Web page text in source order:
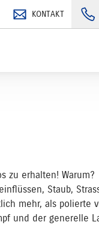
KONTAKT
zu erhalten! Warum?
Staub,
mehr, als polierte
und der generelle